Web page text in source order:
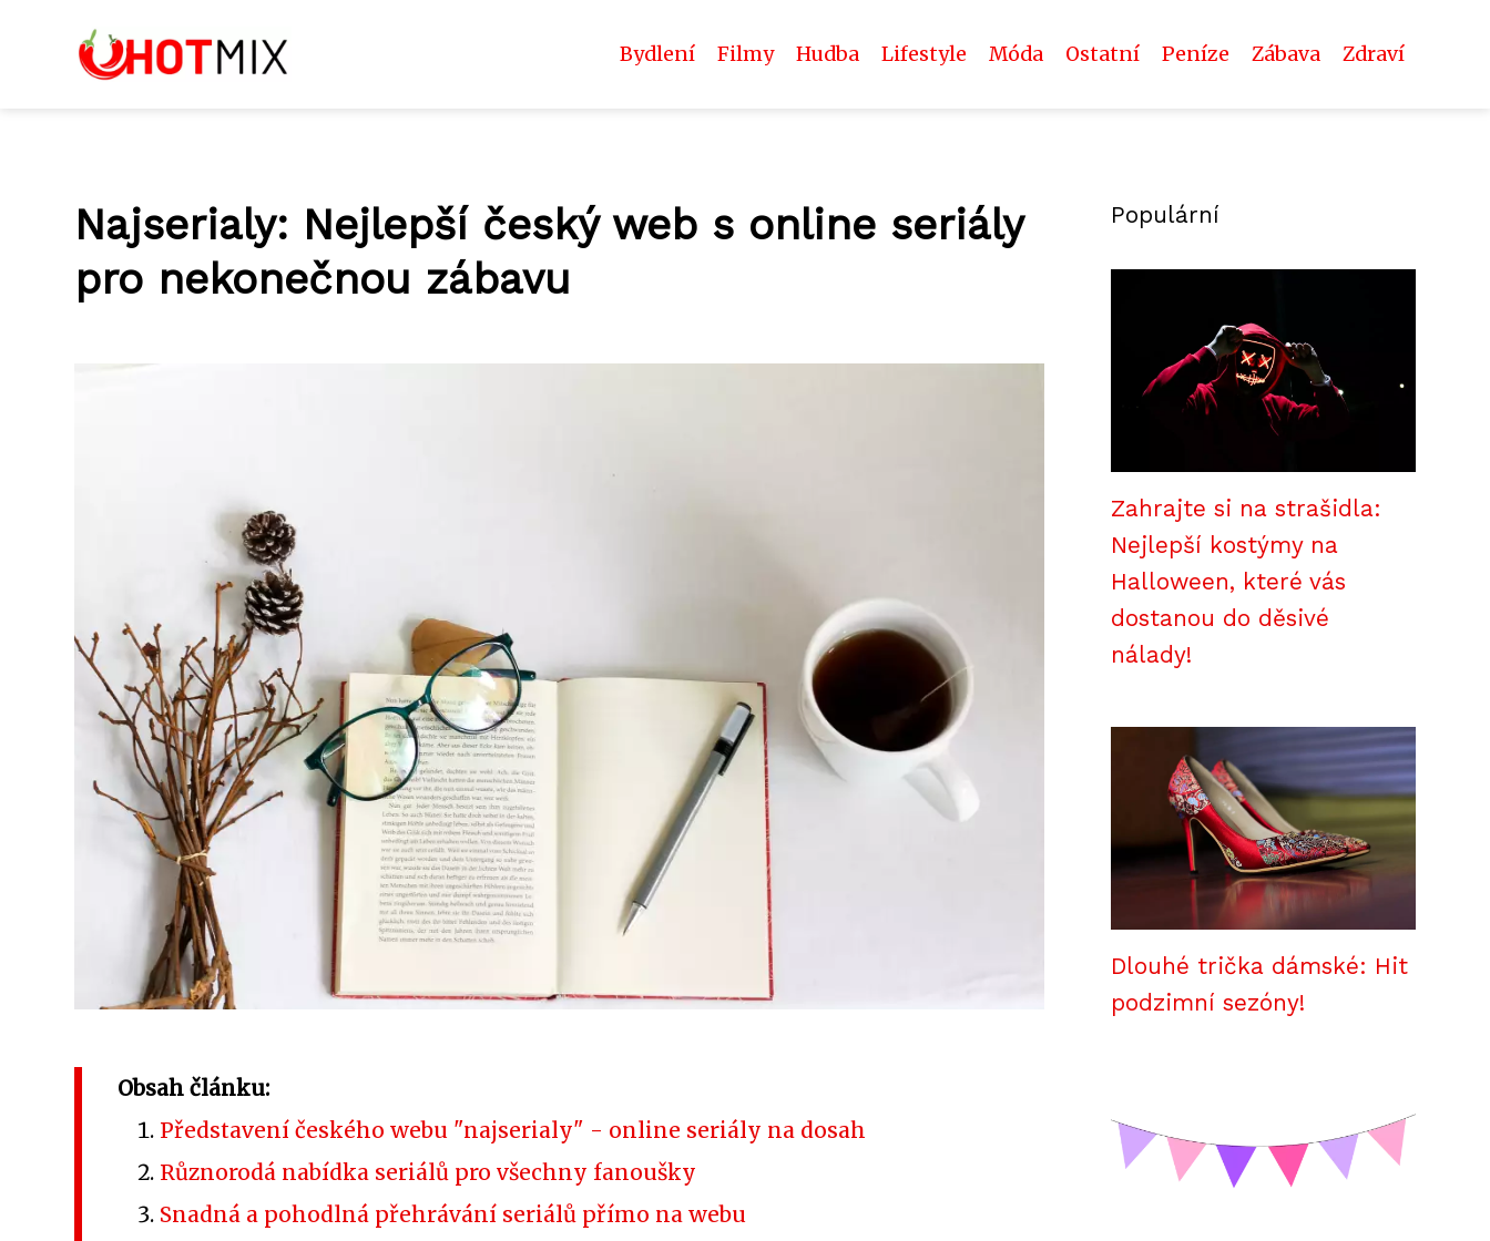
Bydlení Filmy Hudba Lifestyle Móda Ostatní Peníze Zábava Zdraví
Najserialy: Nejlepší český web s online seriály
pro nekonečnou zábavu
Obsah článku:
Představení českého webu "najserialy" - online seriály na dosah
Různorodá nabídka seriálů pro všechny fanoušky
Snadná a pohodlná přehrávání seriálů přímo na webu
Populární
Zahrajte si na strašidla:
Nejlepší kostýmy na
Halloween, které vás
dostanou do děsivé
nálady!
Dlouhé trička dámské: Hit
podzimní sezóny!